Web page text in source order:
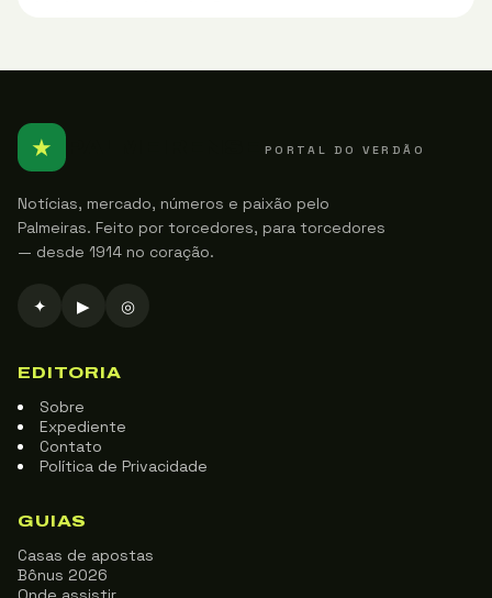
★ PORTAL DO VERDÃO
Notícias, mercado, números e paixão pelo
Palmeiras. Feito por torcedores, para torcedores
— desde 1914 no coração.
✦ ▶ ◎
EDITORIA
Sobre
Expediente
Contato
Política de Privacidade
GUIAS
Casas de apostas
Bônus 2026